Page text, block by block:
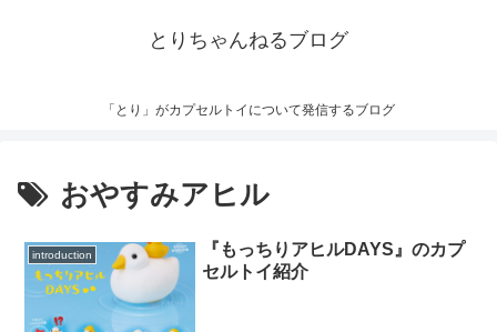
とりちゃんねるブログ
「とり」がカプセルトイについて発信するブログ
おやすみアヒル
introduction
『もっちりアヒルDAYS』のカプ
セルトイ紹介